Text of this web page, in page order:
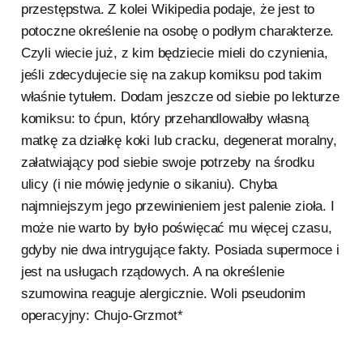
przestępstwa. Z kolei Wikipedia podaje, że jest to
potoczne określenie na osobę o podłym charakterze.
Czyli wiecie już, z kim będziecie mieli do czynienia,
jeśli zdecydujecie się na zakup komiksu pod takim
właśnie tytułem. Dodam jeszcze od siebie po lekturze
komiksu: to ćpun, który przehandlowałby własną
matkę za działkę koki lub cracku, degenerat moralny,
załatwiający pod siebie swoje potrzeby na środku
ulicy (i nie mówię jedynie o sikaniu). Chyba
najmniejszym jego przewinieniem jest palenie zioła. I
może nie warto by było poświęcać mu więcej czasu,
gdyby nie dwa intrygujące fakty. Posiada supermoce i
jest na usługach rządowych. A na określenie
szumowina reaguje alergicznie. Woli pseudonim
operacyjny: Chujo-Grzmot*